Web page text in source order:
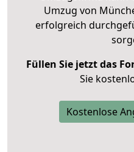
Umzug von
erfolgreich
Füllen Sie jetzt das
Sie
Kostenlose